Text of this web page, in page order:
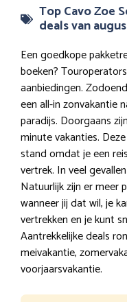
Top Cavo Zoe
deals van
Een goedkope
boeken?
aanbiedingen.
een all-in zonvakantie
paradijs. Doorgaans
minute vakanties.
stand omdat je een
vertrek. In veel
Natuurlijk zijn er meer
wanneer jij dat wil, je
vertrekken en je kunt
Aantrekkelijke deals
meivakantie,
voorjaarsvakantie.